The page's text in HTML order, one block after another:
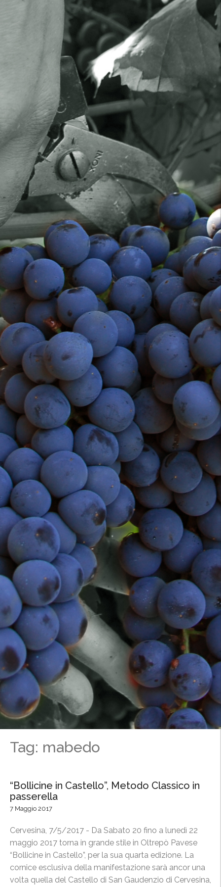
Tag: mabedo
“Bollicine in Castello”, Metodo Classico in
passerella
7 Maggio 2017
Cervesina, 7/5/2017 - Da Sabato 20 fino a lunedì 22
maggio 2017 torna in grande stile in Oltrepò Pavese
“Bollicine in Castello”, per la sua quarta edizione. La
cornice esclusiva della manifestazione sarà ancor una
volta quella del Castello di San Gaudenzio di Cervesina,